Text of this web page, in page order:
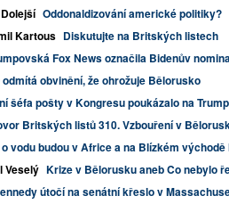
Oddonaldizování americké politiky?
Kartous Diskutujte na Britských listech
Fox News označila Bidenův
odmítá obvinění, že ohrožuje Bělorusko
šéfa pošty v Kongresu poukázalo na
Britských listů 310. Vzbouření v
vodu budou v Africe a na Blízkém
Veselý Krize v Bělorusku aneb Co nebylo
útočí na senátní křeslo v